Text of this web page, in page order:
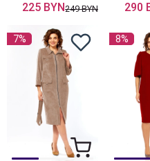
225 BYN249 BYN 290
7% 8%